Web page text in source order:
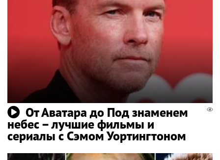
От Аватара до Под знаменем
небес – лучшие фильмы и
сериалы с Сэмом Уортингтоном